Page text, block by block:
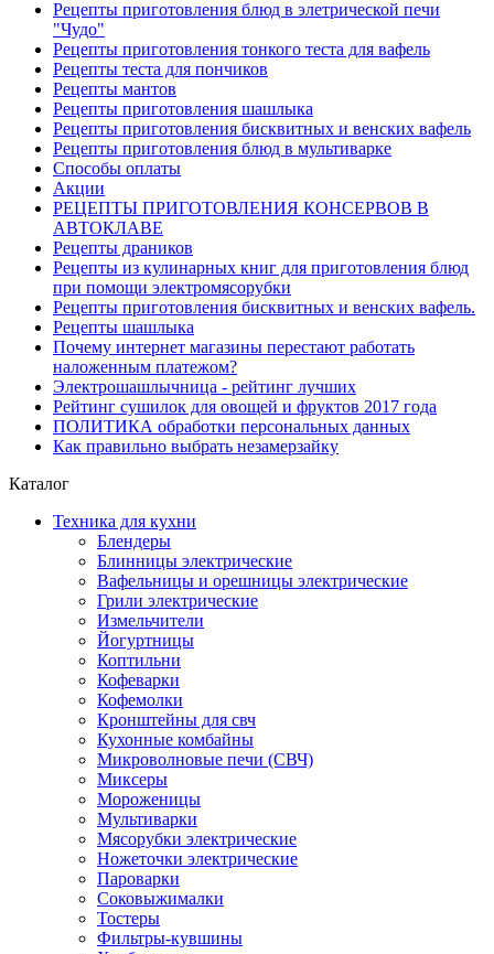
Рецепты приготовления блюд в элетрической печи
"Чудо"
Рецепты приготовления тонкого теста для вафель
Рецепты теста для пончиков
Рецепты мантов
Рецепты приготовления шашлыка
Рецепты приготовления бисквитных и венских вафель
Рецепты приготовления блюд в мультиварке
Способы оплаты
Акции
РЕЦЕПТЫ ПРИГОТОВЛЕНИЯ КОНСЕРВОВ В
АВТОКЛАВЕ
Рецепты драников
Рецепты из кулинарных книг для приготовления блюд
при помощи электромясорубки
Рецепты приготовления бисквитных и венских вафель.
Рецепты шашлыка
Почему интернет магазины перестают работать
наложенным платежом?
Электрошашлычница - рейтинг лучших
Рейтинг сушилок для овощей и фруктов 2017 года
ПОЛИТИКА обработки персональных данных
Как правильно выбрать незамерзайку
Каталог
Техника для кухни
Блендеры
Блинницы электрические
Вафельницы и орешницы электрические
Грили электрические
Измельчители
Йогуртницы
Коптильни
Кофеварки
Кофемолки
Кронштейны для свч
Кухонные комбайны
Микроволновые печи (СВЧ)
Миксеры
Мороженицы
Мультиварки
Мясорубки электрические
Ножеточки электрические
Пароварки
Соковыжималки
Тостеры
Фильтры-кувшины